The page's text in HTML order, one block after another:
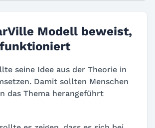
Modell beweist,
seine Idee aus der Theorie in
Damit sollten Menschen
das Thema herangeführt